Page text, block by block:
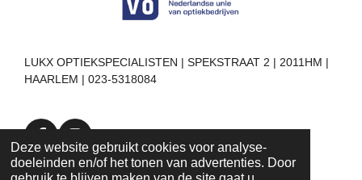
Deze website gebruikt cookies voor analyse-
doeleinden en/of het tonen van advertenties. Door
LUKX OPTIEKSPECIALISTEN | SPEKSTRAAT 2 | 2011HM |
HAARLEM | 023-5318084
F
a
c
I
n
s